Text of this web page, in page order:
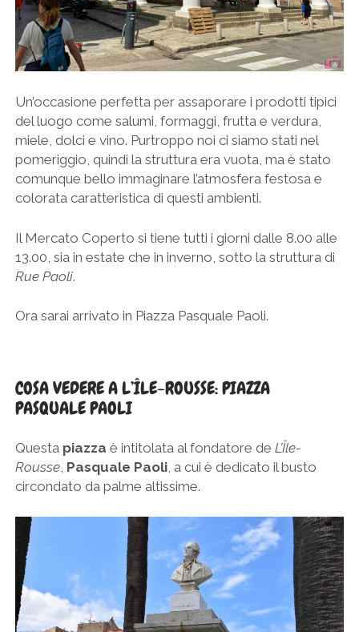
Un’occasione perfetta per assaporare i prodotti tipici
del luogo come salumi, formaggi, frutta e verdura,
miele, dolci e vino. Purtroppo noi ci siamo stati nel
pomeriggio, quindi la struttura era vuota, ma è stato
comunque bello immaginare l’atmosfera festosa e
colorata caratteristica di questi ambienti.
Il Mercato Coperto si tiene tutti i giorni dalle 8.00 alle
13.00, sia in estate che in inverno, sotto la struttura di
Rue Paoli.
Ora sarai arrivato in Piazza Pasquale Paoli.
COSA VEDERE A L’ÎLE-ROUSSE: PIAZZA
PASQUALE PAOLI
Questa piazza è intitolata al fondatore de L’Île-
Rousse, Pasquale Paoli, a cui è dedicato il busto
circondato da palme altissime.